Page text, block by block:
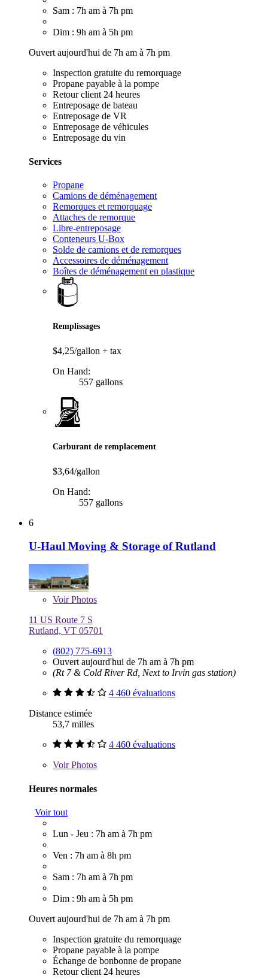
Sam : 7h am à 7h pm
Dim : 9h am à 5h pm
Ouvert aujourd'hui de 7h am à 7h pm
Inspection gratuite du remorquage
Propane payable à la pompe
Retour client 24 heures
Entreposage de bateau
Entreposage de VR
Entreposage de véhicules
Entreposage du vin
Services
Propane
Camions de déménagement
Remorques et remorquage
Attaches de remorque
Libre-entreposage
Conteneurs U-Box
Solde de camions et de remorques
Accessoires de déménagement
Boîtes de déménagement en plastique
Remplissages
$4,25/gallon + tax
On Hand:
557 gallons
Carburant de remplacement
$3,64/gallon
On Hand:
557 gallons
6
U-Haul Moving & Storage of Rutland
VoirPhotos
11 US Route 7 S
Rutland, VT 05701
(802) 775-6913
Ouvert aujourd'hui de 7h am à 7h pm
(Rt 7 & Cold River Rd, Next to Irvin gas station)
4 460 évaluations
Distance estimée
53,7 milles
4 460 évaluations
VoirPhotos
Heures normales
Voir tout
Lun - Jeu : 7h am à 7h pm
Ven : 7h am à 8h pm
Sam : 7h am à 7h pm
Dim : 9h am à 5h pm
Ouvert aujourd'hui de 7h am à 7h pm
Inspection gratuite du remorquage
Propane payable à la pompe
Échange de bonbonne de propane
Retour client 24 heures